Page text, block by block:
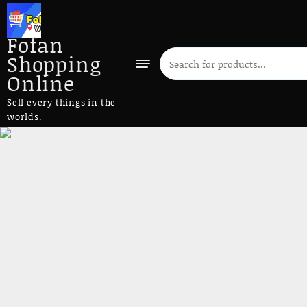
Fofan
Shopping
Online
Sell every things in the
worlds.